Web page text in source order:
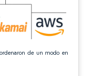
de un modo en